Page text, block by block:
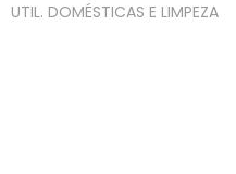
UTIL. DOMÉSTICAS E LIMPEZA